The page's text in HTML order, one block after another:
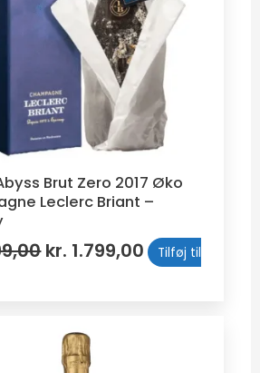
Brut Zero 2017 Øko
Leclerc Briant –
kr. 1.799,00
Tilføj til